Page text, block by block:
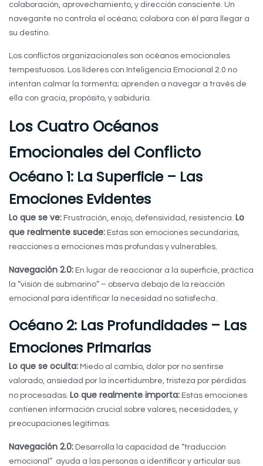
colaboración, aprovechamiento, y dirección consciente. Un
navegante no controla el océano; colabora con él para llegar a
su destino.
Los conflictos organizacionales son océanos emocionales
tempestuosos. Los líderes con Inteligencia Emocional 2.0 no
intentan calmar la tormenta; aprenden a navegar a través de
ella con gracia, propósito, y sabiduría.
Los Cuatro Océanos
Emocionales del Conflicto
Océano 1: La Superficie – Las
Emociones Evidentes
Lo que se ve: Frustración, enojo, defensividad, resistencia. Lo
que realmente sucede: Estas son emociones secundarias,
reacciones a emociones más profundas y vulnerables.
Navegación 2.0: En lugar de reaccionar a la superficie, práctica
la “visión de submarino” – observa debajo de la reacción
emocional para identificar la necesidad no satisfecha.
Océano 2: Las Profundidades – Las
Emociones Primarias
Lo que se oculta: Miedo al cambio, dolor por no sentirse
valorado, ansiedad por la incertidumbre, tristeza por pérdidas
no procesadas. Lo que realmente importa: Estas emociones
contienen información crucial sobre valores, necesidades, y
preocupaciones legítimas.
Navegación 2.0: Desarrolla la capacidad de “traducción
emocional” ayuda a las personas a identificar y articular sus